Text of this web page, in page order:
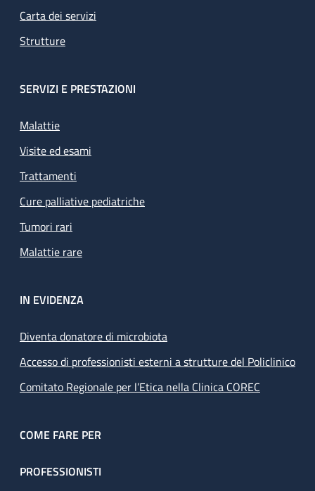
Carta dei servizi
Strutture
SERVIZI E PRESTAZIONI
Malattie
Visite ed esami
Trattamenti
Cure palliative pediatriche
Tumori rari
Malattie rare
IN EVIDENZA
Diventa donatore di microbiota
Accesso di professionisti esterni a strutture del Policlinico
Comitato Regionale per l’Etica nella Clinica COREC
COME FARE PER
PROFESSIONISTI